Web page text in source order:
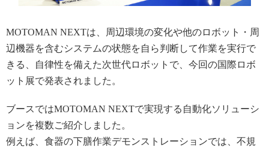
MOTOMAN NEXTは、周辺環境の変化や他のロボット・周
辺機器を含むシステムの状態を自ら判断して作業を実行で
きる、自律性を備えた次世代ロボットで、今回の国際ロボ
ット展で発表されました。
ブースではMOTOMAN NEXTで実現する自動化ソリューシ
ョンを複数ご紹介しました。
例えば、食器の下膳作業デモンストレーションでは、不規